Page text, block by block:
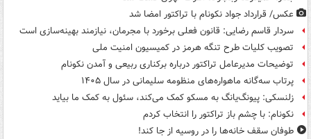
عکس/ قرارداد جواد نکونام با تراکتور امضا شد
سردار قاسم رضایی: قانون فعلی برخورد با مجرمان، نیازمند بهینه‌سازی است
تصویب کلیات طرح تنگه هرمز در کمیسیون امنیت ملی
توضیحات مدیرعامل تراکتور درباره برکناری ربیعی و آمدن نکونام
پرتاب سه‌گانه ماهواره‌های منظومه سلیمانی در سال ۱۴۰۵
زلنسکی: پیونگ‌یانگ به مسکو کمک می‌کند، سئول به کمک ما بیاید
نکونام: با چشم باز تراکتور را انتخاب کردم
طوفان سقف خانه‌ها را در روسیه از جا ‌کند!